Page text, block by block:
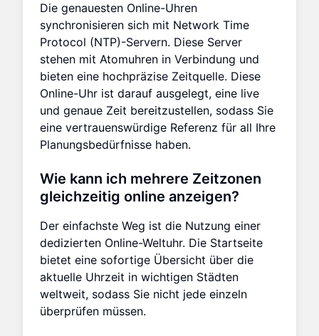
Die genauesten Online-Uhren
synchronisieren sich mit Network Time
Protocol (NTP)-Servern. Diese Server
stehen mit Atomuhren in Verbindung und
bieten eine hochpräzise Zeitquelle. Diese
Online-Uhr ist darauf ausgelegt, eine live
und genaue Zeit bereitzustellen, sodass Sie
eine vertrauenswürdige Referenz für all Ihre
Planungsbedürfnisse haben.
Wie kann ich mehrere Zeitzonen
gleichzeitig online anzeigen?
Der einfachste Weg ist die Nutzung einer
dedizierten Online-Weltuhr. Die Startseite
bietet eine sofortige Übersicht über die
aktuelle Uhrzeit in wichtigen Städten
weltweit, sodass Sie nicht jede einzeln
überprüfen müssen.